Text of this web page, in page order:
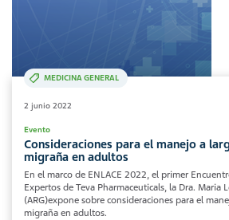
MEDICINA GENERAL
2 junio 2022
Evento
Consideraciones para el manejo a
migraña en adultos
En el marco de ENLACE 2022, el primer
Expertos de Teva Pharmaceuticals, la Dra. Maria
(ARG)expone sobre consideraciones para el
migraña en adultos.